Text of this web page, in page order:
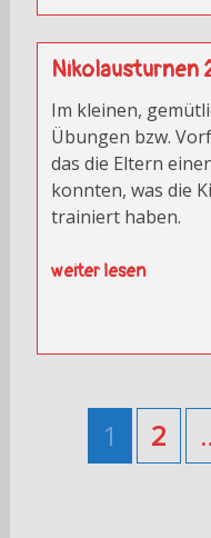
Nikolausturnen
Im kleinen,
Übungen bzw.
das die Eltern
konnten, was die
trainiert haben.
weiter lesen
Posts
navigation
1 2